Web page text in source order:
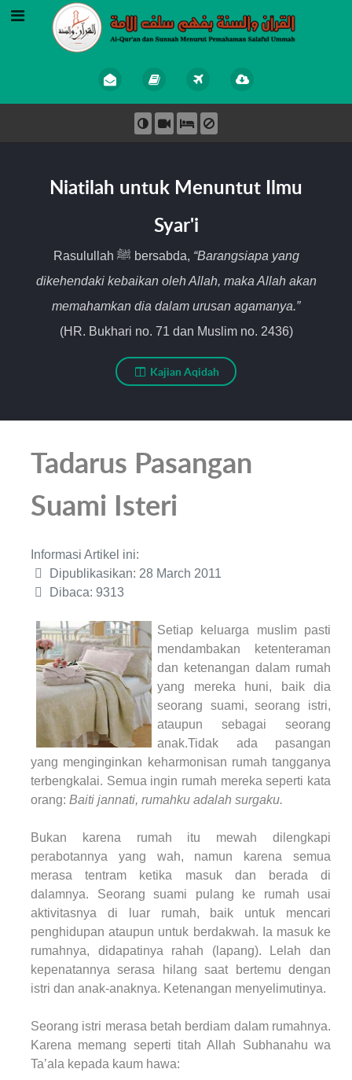
Niatilah untuk Menuntut Ilmu
Syar'i
Rasulullah ﷺ bersabda, “Barangsiapa yang
dikehendaki kebaikan oleh Allah, maka Allah akan
memahamkan dia dalam urusan agamanya.”
(HR. Bukhari no. 71 dan Muslim no. 2436)
Kajian Aqidah
Tadarus Pasangan
Suami Isteri
Informasi Artikel ini:
Dipublikasikan: 28 March 2011
Dibaca: 9313
Setiap keluarga muslim pasti
mendambakan ketenteraman
dan ketenangan dalam rumah
yang mereka huni, baik dia
seorang suami, seorang istri,
ataupun sebagai seorang
anak.Tidak ada pasangan
yang menginginkan keharmonisan rumah tangganya
terbengkalai. Semua ingin rumah mereka seperti kata
orang: Baiti jannati, rumahku adalah surgaku.
Bukan karena rumah itu mewah dilengkapi
perabotannya yang wah, namun karena semua
merasa tentram ketika masuk dan berada di
dalamnya. Seorang suami pulang ke rumah usai
aktivitasnya di luar rumah, baik untuk mencari
penghidupan ataupun untuk berdakwah. Ia masuk ke
rumahnya, didapatinya rahah (lapang). Lelah dan
kepenatannya serasa hilang saat bertemu dengan
istri dan anak-anaknya. Ketenangan menyelimutinya.
Seorang istri merasa betah berdiam dalam rumahnya.
Karena memang seperti titah Allah Subhanahu wa
Ta’ala kepada kaum hawa: